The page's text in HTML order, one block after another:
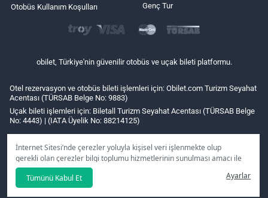
İnternet Sitesi’nde çerezler yoluyla kişisel veri işlenmekte olup
gerekli olan çerezler bilgi toplumu hizmetlerinin sunulması amacı ile
kullanılmaktadır. Tercihleriniz doğrultusunda size özel
kişiselleştirilmiş çerezleri ve özel kampanyaları
seçeneğine
tıklamanız halinde kullanımınıza sunamayacağız.
Tümünü Kabul Et Ayarlar
Otobüs Kullanım Koşulları
Genç Tur
obilet, Türkiye'nin güvenilir otobüs ve uçak bileti platformu.
Otel rezervasyon ve otobüs bileti işlemleri için: Obilet.com Turizm Seyahat
Acentası (TÜRSAB Belge No: 9883)
Uçak bileti işlemleri için: Biletall Turizm Seyahat Acentası (TÜRSAB Belge
No: 4443) | (IATA Üyelik No: 88214125)